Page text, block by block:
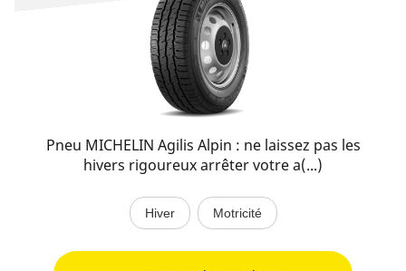
Pneu MICHELIN Agilis Alpin : ne laissez pas les
hivers rigoureux arrêter votre a(...)
Hiver Motricité